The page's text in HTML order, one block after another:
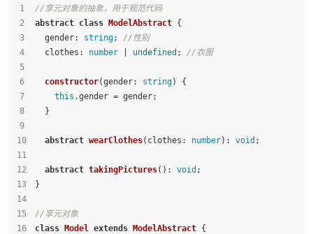
//享元对象的抽象，用于规范代码
abstract class ModelAbstract {
gender: string; //性别
clothes : number undefined ; //衣服
constructor(gender: string) {
this .gender = gender;
  }
abstract wearClothes( clothes : number): void ;
abstract takingPictures(): void ;
}
//享元对象
class
Model extends ModelAbstract {